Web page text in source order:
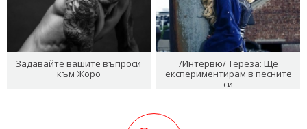
Задавайте вашите въпроси
към Жоро
/Интервю/ Тереза: Ще
експериментирам в песните
си